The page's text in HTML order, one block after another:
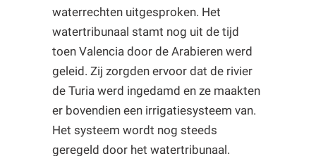
waterrechten uitgesproken. Het
watertribunaal stamt nog uit de tijd
toen Valencia door de Arabieren werd
geleid. Zij zorgden ervoor dat de rivier
de Turia werd ingedamd en ze maakten
er bovendien een irrigatiesysteem van.
Het systeem wordt nog steeds
geregeld door het watertribunaal.